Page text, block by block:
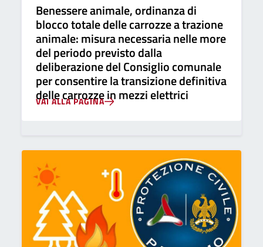
Benessere animale, ordinanza di
blocco totale delle carrozze a trazione
animale: misura necessaria nelle more
del periodo previsto dalla
deliberazione del Consiglio comunale
per consentire la transizione definitiva
delle carrozze in mezzi elettrici
VAI ALLA PAGINA